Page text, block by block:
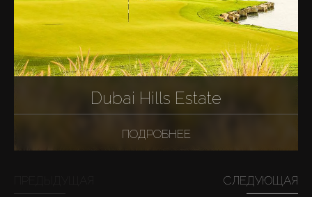
Dubai Hills Estate
ПОДРОБНЕЕ
СЛЕДУЮЩАЯ